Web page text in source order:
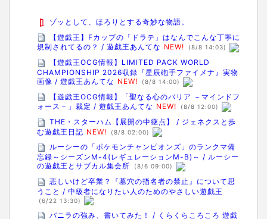
ゾッとして、ほろりとする奇妙な物語。
【遊戯王】Fカップの「ドラテ」はなんでこんな丁寧に
規制されてるの？ / 遊戯王あんてな NEW! (8/8 14:03)
【遊戯王OCG情報】LIMITED PACK WORLD
CHAMPIONSHIP 2026収録『星辰砲手ファイメナ』実物
画像 / 遊戯王あんてな NEW! (8/8 14:00)
【遊戯王OCG情報】「聖なる心のバリア －マインドフ
ォース－」裁定 / 遊戯王あんてな NEW! (8/8 12:00)
THE・スターハム【展開の中継点】 / ジェネクスと歩
む遊戯王日記 NEW! (8/8 02:00)
ルーシーの「ポケモンチャンピオンズ」のランクマ備
忘録～シーズンM-4(レギュレーションM-B)～ / ルーシー
の遊戯王とサブカル集会所
(8/6 09:00)
悲しいけど卒業？『墓穴の指名者の禁止』について思
うこと / 中級者になりたい人のためのやさしい遊戯王
(6/22 13:30)
バニラの強み、書いてみた！ / くらくらころころ 遊戯